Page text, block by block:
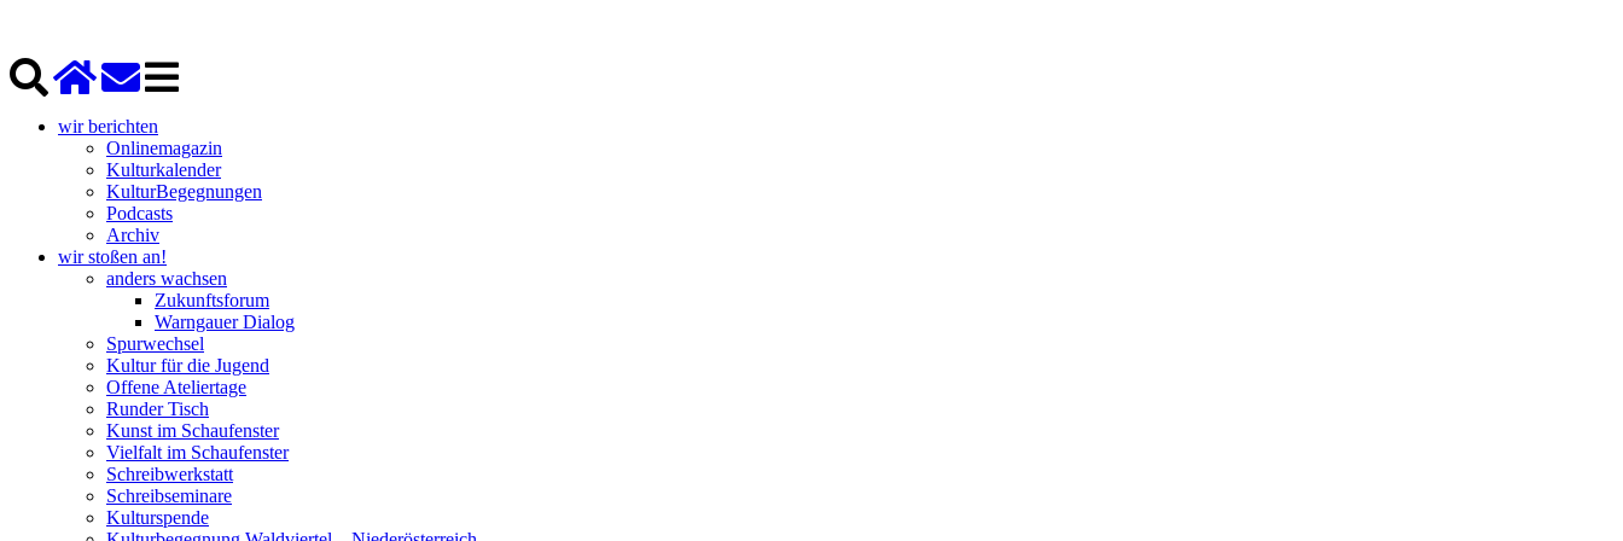
wir berichten
Onlinemagazin
Kulturkalender
KulturBegegnungen
Podcasts
Archiv
wir stoßen an!
anders wachsen
Zukunftsforum
Warngauer Dialog
Spurwechsel
Kultur für die Jugend
Offene Ateliertage
Runder Tisch
Kunst im Schaufenster
Vielfalt im Schaufenster
Schreibwerkstatt
Schreibseminare
Kulturspende